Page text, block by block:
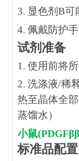
3. 显色剂B
4. 佩戴防护
试剂准备
1. 使用前将
2. 洗涤液/稀
热⾄晶体全
蒸馏水）
小鼠
标准品配置